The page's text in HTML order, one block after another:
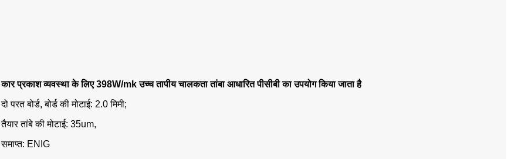
कार प्रकाश व्यवस्था के लिए 398W/mk उच्च तापीय चालकता तांबा आधारित पीसीबी का उपयोग किया जाता है
दो परत बोर्ड, बोर्ड की मोटाई: 2.0 मिमी;
तैयार तांबे की मोटाई: 35um,
समाप्त: ENIG